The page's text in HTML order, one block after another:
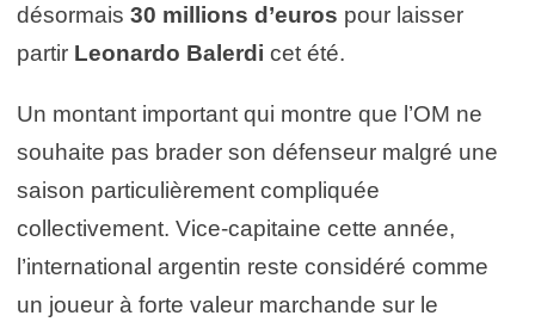
désormais 30 millions d’euros pour laisser
partir Leonardo Balerdi cet été.
Un montant important qui montre que l’OM ne
souhaite pas brader son défenseur malgré une
saison particulièrement compliquée
collectivement. Vice-capitaine cette année,
l’international argentin reste considéré comme
un joueur à forte valeur marchande sur le